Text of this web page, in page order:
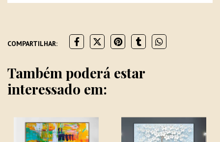
COMPARTILHAR:
Também poderá estar
interessado em: